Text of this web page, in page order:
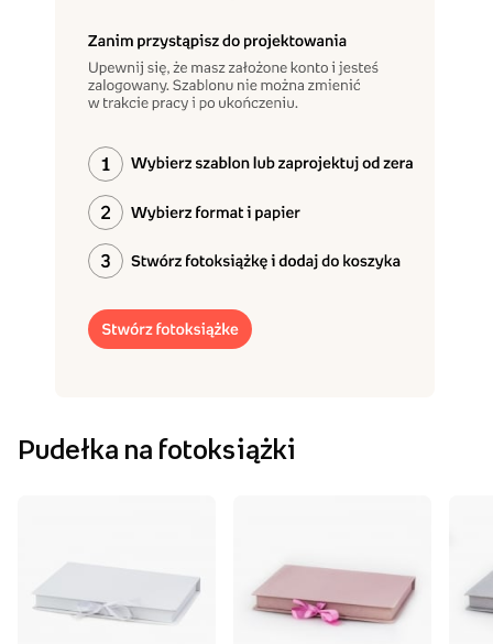
Pudełka na fotoksiążki